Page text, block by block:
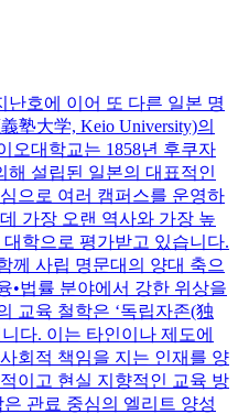
난호에 이어 또 다른 일본 명
塾大学, Keio University)의
오대학교는 1858년 후쿠자
해 설립된 일본의 대표적인
으로 여러 캠퍼스를 운영하
가장 오랜 역사와 가장 높
학으로 평가받고 있습니다.
께 사립 명문대의 양대 축으
•법률 분야에서 강한 위상을
교육 철학은 ‘독립자존(独
다. 이는 타인이나 제도에
회적 책임을 지는 인재를 양
이고 현실 지향적인 교육 방
관료 중심의 엘리트 양성